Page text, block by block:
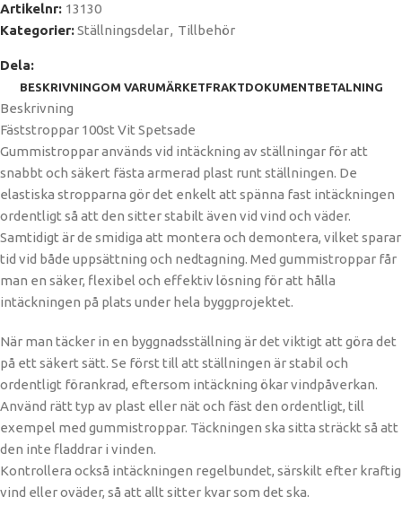
Artikelnr: 13130
Kategorier:Ställningsdelar, Tillbehör
Dela:
BESKRIVNINGOM VARUMÄRKETFRAKTDOKUMENTBETALNING
Beskrivning
Fäststroppar 100st Vit Spetsade
Gummistroppar används vid intäckning av ställningar för att
snabbt och säkert fästa armerad plast runt ställningen. De
elastiska stropparna gör det enkelt att spänna fast intäckningen
ordentligt så att den sitter stabilt även vid vind och väder.
Samtidigt är de smidiga att montera och demontera, vilket sparar
tid vid både uppsättning och nedtagning. Med gummistroppar får
man en säker, flexibel och effektiv lösning för att hålla
intäckningen på plats under hela byggprojektet.
När man täcker in en byggnadsställning är det viktigt att göra det
på ett säkert sätt. Se först till att ställningen är stabil och
ordentligt förankrad, eftersom intäckning ökar vindpåverkan.
Använd rätt typ av plast eller nät och fäst den ordentligt, till
exempel med gummistroppar. Täckningen ska sitta sträckt så att
den inte fladdrar i vinden.
Kontrollera också intäckningen regelbundet, särskilt efter kraftig
vind eller oväder, så att allt sitter kvar som det ska.